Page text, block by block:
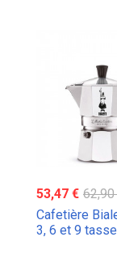
53,47 €
Cafetière
3, 6 et 9